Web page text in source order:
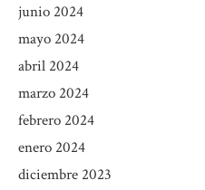
junio 2024
mayo 2024
abril 2024
marzo 2024
febrero 2024
enero 2024
diciembre 2023